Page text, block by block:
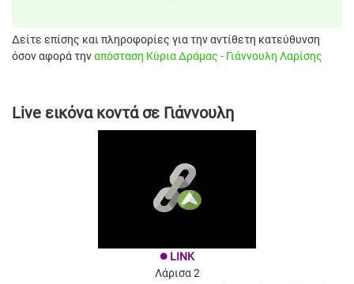
Δείτε επίσης και πληροφορίες για την αντίθετη κατεύθυνση
όσον αφορά τηναπόσταση Κύρια Δράμας - Γιάννουλη Λαρίσης
Live εικόνα κοντά σε Γιάννουλη
brightness_1 LINK
Λάρισα 2